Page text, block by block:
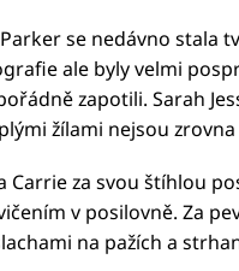
se nedávno stala
ale byly velmi
zapotili. Sarah
žílami nejsou
Carrie za svou štíhlou
v posilovně. Za
na pažích a